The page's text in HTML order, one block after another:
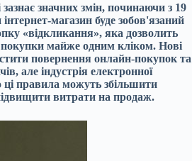
значних змін, починаючи з 19
магазин буде зобов'язаний
«відкликання», яка дозволить
покупки майже одним кліком. Нові
повернення онлайн-покупок та
але індустрія електронної
ці правила можуть збільшити
витрати на продаж.